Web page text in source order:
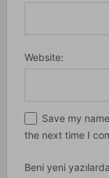
Website:
Save my
the next time I
Beni yeni